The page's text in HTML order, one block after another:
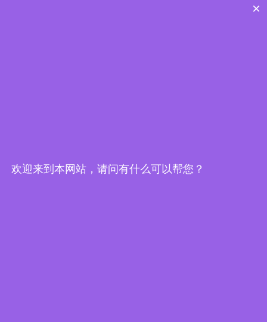
×
欢迎来到本网站，请问有什么可以帮您？